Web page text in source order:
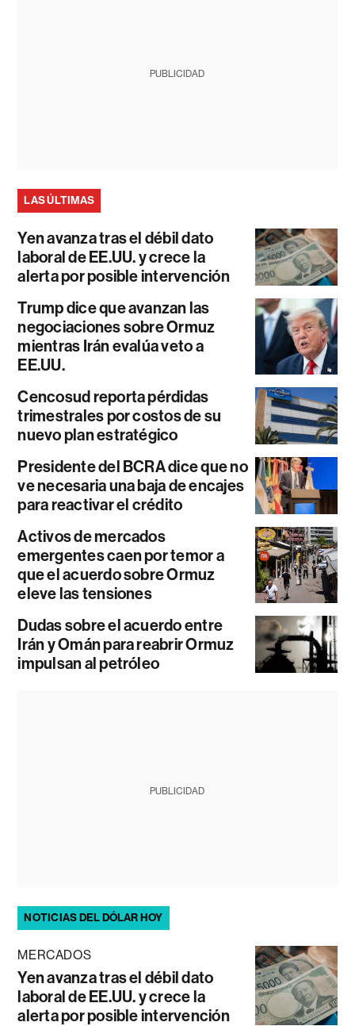
PUBLICIDAD
LAS ÚLTIMAS
Yen avanza tras el débil dato
laboral de EE.UU. y crece la
alerta por posible intervención
Trump dice que avanzan las
negociaciones sobre Ormuz
mientras Irán evalúa veto a
EE.UU.
Cencosud reporta pérdidas
trimestrales por costos de su
nuevo plan estratégico
Presidente del BCRA dice que no
ve necesaria una baja de encajes
para reactivar el crédito
Activos de mercados
emergentes caen por temor a
que el acuerdo sobre Ormuz
eleve las tensiones
Dudas sobre el acuerdo entre
Irán y Omán para reabrir Ormuz
impulsan al petróleo
PUBLICIDAD
NOTICIAS DEL DÓLAR HOY
MERCADOS
Yen avanza tras el débil dato
laboral de EE.UU. y crece la
alerta por posible intervención